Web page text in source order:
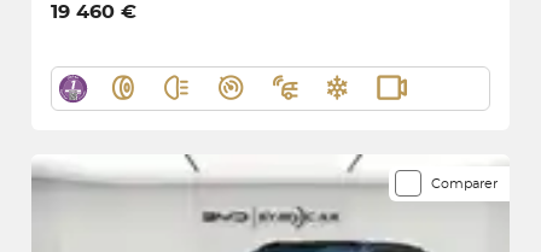
19 460 €
Comparer